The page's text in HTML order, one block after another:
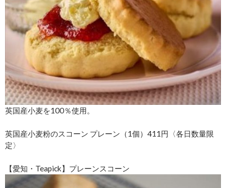
英国産小麦を100％使用。
英国産小麦粉のスコーン プレーン（1個）411円〈各日数量限
定〉
【愛知・Teapick】プレーンスコーン